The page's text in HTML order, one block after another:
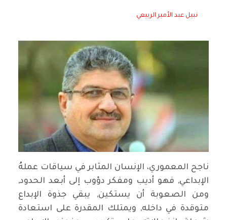
نبيل عبد الأمير الربيعي
ناجح المعموري، الإنسان المثابر في سياقات عملهُ
الإبداعي, فهو أديب ومفكر دؤوب إلى أبعد الحدود,
ومن الصعوبة أن يستكين, يبقي جذوة الإبداع
متوقدة في داخله, ويمتلك المقدرة على استعادة